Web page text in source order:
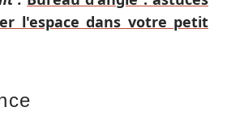
l'espace dans votre petit